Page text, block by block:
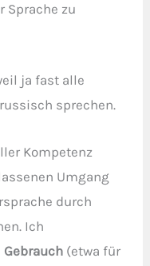
Sprache zu
ja fast alle
sprechen.
Kompetenz
Umgang
durch
Ich
Gebrauch (etwa für